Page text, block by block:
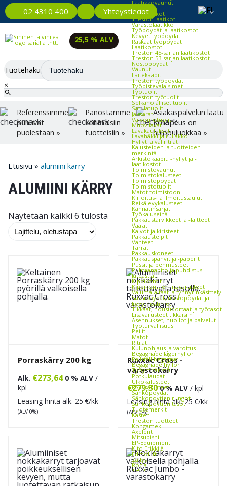
02 4310 400 Yhteystiedot
Laatikkovaunut
Välilevyt
Ottolaatikot
Treston laatikot
Varastolaatikko
Työpöydät ja laatikostot
Kevyet työpöydät
Raskaat työpöydät
Laatikostot
Treston 45-sarjan laatikostot
Treston 53-sarjan laatikostot
Nostopöydät
Vaunut
Laitekaapit
Treston työpöydät
Työpistevalaisimet
Työtuolit
Treston työtuolit
Selkänojalliset tuolit
Satulatuolit
Jakkarat
Valvomotuolit
Muovilavat
Lavakaulukset
Lavahäkki ja rullakko
Hyllyt ja väliritilät
Kalusteiden ja tuotteiden
merkintä
Arkistokaapit, -hyllyt ja -
laatikostot
Toimistovaunut
Toimistokalusteet
Toimistopöydät
Toimistotuolit
Matot toimistoon
Kirjoitus- ja ilmoitustaulut
Reikälevykalusteet
Kannatinsarjat
Työkaluseinä
Pakkaustarvikkeet ja -laitteet
Vaa'at
Kalvot ja kiristeet
Pakkausteipit
Vanteet
Tarrat
Pakkauskoneet
Pakkauspahvit ja -paperit
Pussit ja pehmusteet
Puhtaanapito ja puhdistus
Jäteastiat
Kippikontit
Kippikonttien lisävarusteet
Valuma-altaat ja tynnyrinkäsittely
Saksipöydät, nostopöydät ja
kevytnostimet
Tikkaat, nousuportaat ja työtasot
Lisävarusteet tikkaisiin
Asennukset, huollot ja palvelut
Työturvallisuus
Peilit
Matot
Ritilät
Kulunohjaus ja varoitus
Begagnade lagerhyllor
Pallställ begagnat
Begagnade hyllor
Työympäristö
Potkulaudat
Ulkokalusteet
RST-kalusteet
Sähköpöydät
Sähköpöytien rungot
Sähköpöytien tasot
Tuotemerkit
Kasten
Treston tuotteet
Kongamek
Axelent
Mitsubishi
EP-Equipment
Kito Erikkilä
EdmoLift
Zallys
Rocla
THTT
Palvelut
Asennus
25,5 % ALV
Tuotehaku
×
Referenssimme
puhuvat
puolestaan »
Panostamme
kotimaisiin
tuotteisiin »
Asiakaspalvelun laatu
ja nopeus on
huippuluokkaa »
Etusivu » alumiini kärry
ALUMIINI KÄRRY
Näytetään kaikki 6 tulosta
Porraskärry 200 kg
Alk. €273,64 0 % ALV /
kpl
Leasing hinta alk. 25 €/kk
(ALV 0%)
Ruxxac Cross -
varastokärry
€279,30 0 % ALV / kpl
Leasing hinta alk.25 €/kk
(ALV 0%)